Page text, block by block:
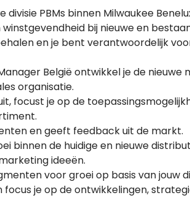
PBMs binnen Milwaukee
bij nieuwe en
en je bent verantwoordelijk
België ontwikkel je de nieuwe
organisatie.
focust je op de
en geeft feedback uit de markt.
binnen de huidige en nieuwe
ideeën.
voor groei op basis van jouw
je op de ontwikkelingen,